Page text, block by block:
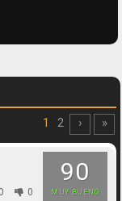
1 2 › »
90
MUY BUENO
0 0